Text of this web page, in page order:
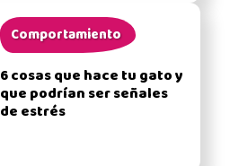
Comportamiento
6 cosas que hace tu gato y
que podrían ser señales
de estrés